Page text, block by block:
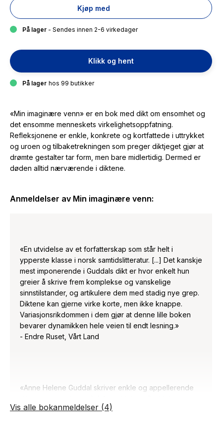
Kjøp med
På lager - Sendes innen 2-6 virkedager
Klikk og hent
På lager hos 99 butikker
«Min imaginære venn» er en bok med dikt om ensomhet og
det ensomme menneskets virkelighetsoppfatning.
Refleksjonene er enkle, konkrete og kortfattede i uttrykket
og uroen og tilbaketrekningen som preger diktjeget gjør at
drømte gestalter tar form, men bare midlertidig. Dermed er
døden alltid nærværende i diktene.
Anmeldelser av Min imaginære venn:
«En utvidelse av et forfatterskap som står helt i
ypperste klasse i norsk samtidslitteratur. [...] Det kanskje
mest imponerende i Guddals dikt er hvor enkelt hun
greier å skrive frem komplekse og vanskelige
sinnstilstander, og artikulere dem med stadig nye grep.
Diktene kan gjerne virke korte, men ikke knappe.
Variasjonsrikdommen i dem gjør at denne lille boken
bevarer dynamikken hele veien til endt lesning.»
- Endre Ruset, Vårt Land
«Anne Helene Guddal skriver enkle og appellerende
forfatter som ikke viker for de ømme punktene. Så har
Vis alle bokanmeldelser (4)